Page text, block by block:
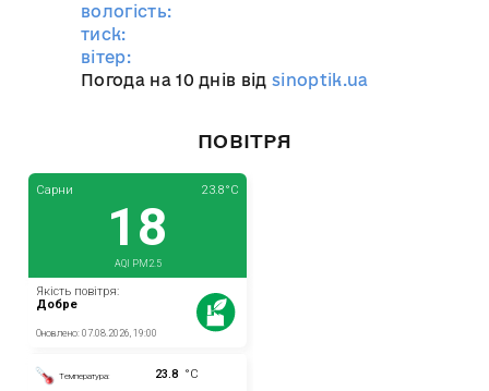
вологість:
тиск:
вітер:
Погода на 10 днів відsinoptik.ua
ПОВІТРЯ